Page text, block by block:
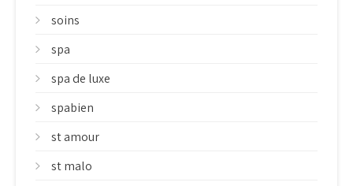
soins
spa
spa de luxe
spabien
st amour
st malo